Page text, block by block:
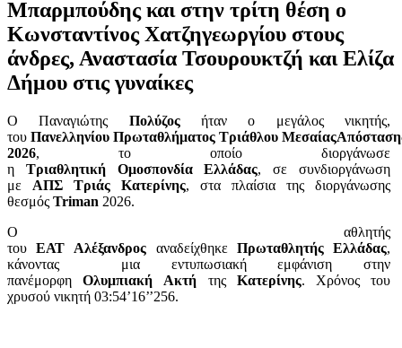
Μπαρμπούδης και στην τρίτη θέση ο
Κωνσταντίνος Χατζηγεωργίου στους
άνδρες, Αναστασία Τσουρουκτζή και Ελίζα
Δήμου στις γυναίκες
Ο Παναγιώτης Πολύζοςήταν ο μεγάλος νικητής,
του Πανελληνίου Πρωταθλήματος Τριάθλου
2026, το οποίο διοργάνωσε
η Τριαθλητική Ομοσπονδία Ελλάδας, σε συνδιοργάνωση
με ΑΠΣ Τριάς Κατερίνης, στα πλαίσια της διοργάνωσης
θεσμός Triman 2026.
Ο αθλητής
τουΕΑΤ Αλέξανδρος αναδείχθηκε Πρωταθλητής Ελλάδας,
κάνοντας μια εντυπωσιακή εμφάνιση στην
πανέμορφηΟλυμπιακή Ακτή της Κατερίνης. Χρόνος του
χρυσού νικητή 03:54’16’’256.